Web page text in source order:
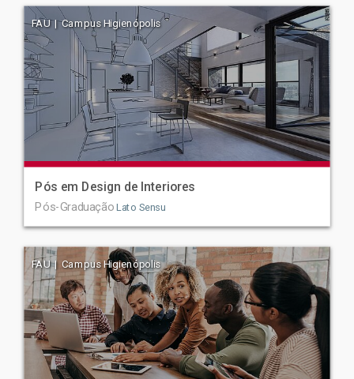
FAU | Campus Higienópolis
Pós em Design de Interiores
Pós-Graduação Lato Sensu
FAU | Campus Higienópolis